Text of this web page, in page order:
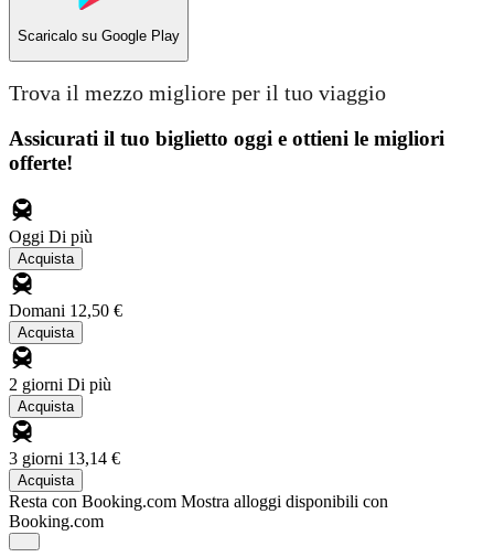
Scaricalo su Google Play
Trova il mezzo migliore per il tuo viaggio
Assicurati il ​​tuo biglietto oggi e ottieni le migliori
offerte!
Oggi Di più
Acquista
Domani 12,50 €
Acquista
2 giorni Di più
Acquista
3 giorni 13,14 €
Acquista
Resta con Booking.com Mostra alloggi disponibili con
Booking.com